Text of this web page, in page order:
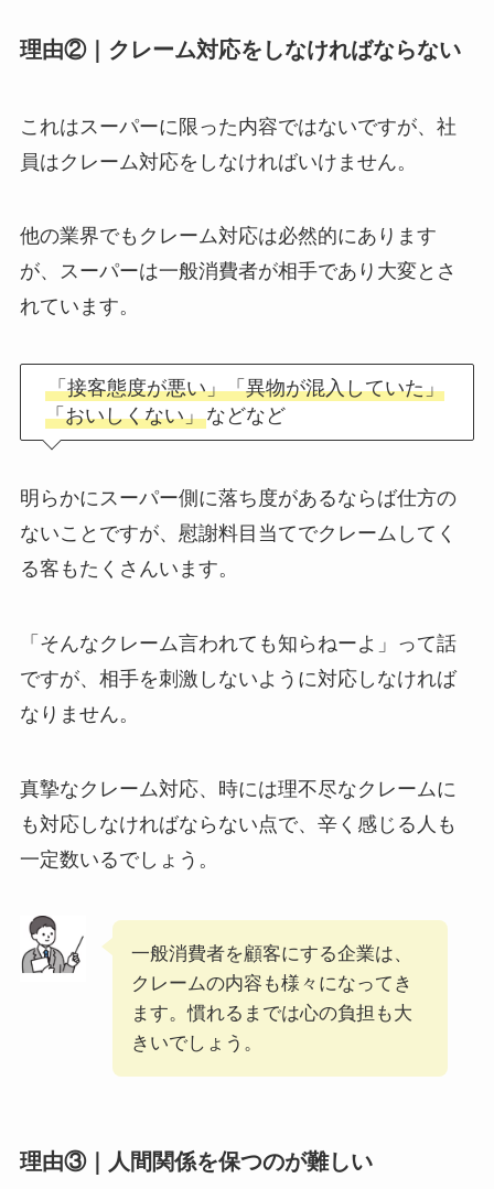
理由②｜クレーム対応をしなければならない
これはスーパーに限った内容ではないですが、社
員はクレーム対応をしなければいけません。
他の業界でもクレーム対応は必然的にあります
が、スーパーは一般消費者が相手であり大変とさ
れています。
「接客態度が悪い」「異物が混入していた」
「おいしくない」などなど
明らかにスーパー側に落ち度があるならば仕方の
ないことですが、慰謝料目当てでクレームしてく
る客もたくさんいます。
「そんなクレーム言われても知らねーよ」って話
ですが、相手を刺激しないように対応しなければ
なりません。
真摯なクレーム対応、時には理不尽なクレームに
も対応しなければならない点で、辛く感じる人も
一定数いるでしょう。
一般消費者を顧客にする企業は、
クレームの内容も様々になってき
ます。慣れるまでは心の負担も大
きいでしょう。
理由③｜人間関係を保つのが難しい